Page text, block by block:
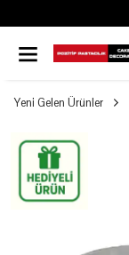
Yeni Gelen Ürünler